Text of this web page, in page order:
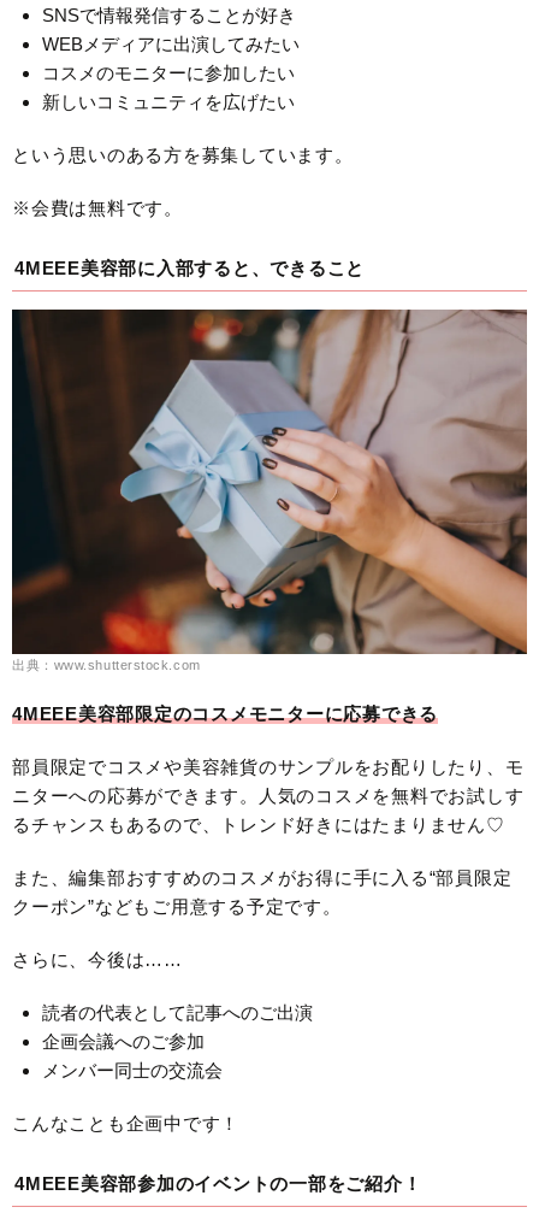
SNSで情報発信することが好き
WEBメディアに出演してみたい
コスメのモニターに参加したい
新しいコミュニティを広げたい
という思いのある方を募集しています。
※会費は無料です。
4MEEE美容部に入部すると、できること
出典：www.shutterstock.com
4MEEE美容部限定のコスメモニターに応募できる
部員限定でコスメや美容雑貨のサンプルをお配りしたり、モ
ニターへの応募ができます。人気のコスメを無料でお試しす
るチャンスもあるので、トレンド好きにはたまりません♡
また、編集部おすすめのコスメがお得に手に入る“部員限定
クーポン”などもご用意する予定です。
さらに、今後は……
読者の代表として記事へのご出演
企画会議へのご参加
メンバー同士の交流会
こんなことも企画中です！
4MEEE美容部参加のイベントの一部をご紹介！